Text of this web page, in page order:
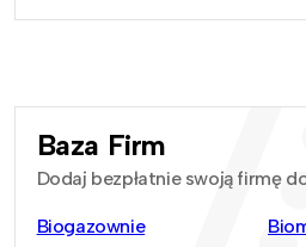
Baza Firm
Dodaj bezpłatnie swoją firmę
Biogazownie